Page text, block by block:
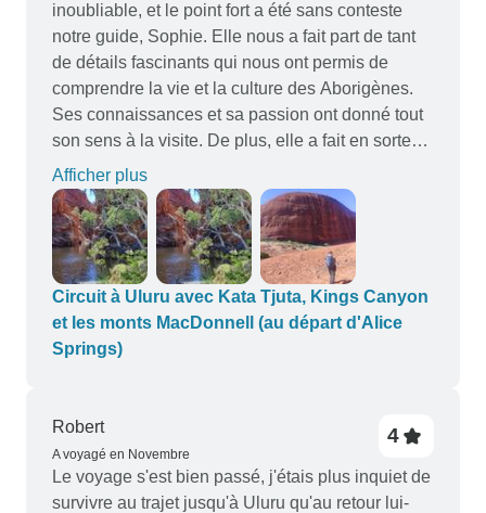
inoubliable, et le point fort a été sans conteste
notre guide, Sophie. Elle nous a fait part de tant
de détails fascinants qui nous ont permis de
comprendre la vie et la culture des Aborigènes.
Ses connaissances et sa passion ont donné tout
son sens à la visite. De plus, elle a fait en sorte
que nous nous sentions en sécurité et que nous
prenions soin de nous tout au long du voyage.
Merci, Sophie, d'avoir rendu ce voyage si spécial
!
Afficher plus
Circuit à Uluru avec Kata Tjuta, Kings Canyon
et les monts MacDonnell (au départ d'Alice
Springs)
Robert
A voyagé en Novembre
4
Le voyage s'est bien passé, j'étais plus inquiet de
survivre au trajet jusqu'à Uluru qu'au retour lui-